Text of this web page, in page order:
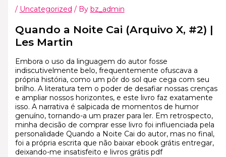
/ Uncategorized / By bz_admin
Quando a Noite Cai (Arquivo X, #2) |
Les Martin
Embora o uso da linguagem do autor fosse
indiscutivelmente belo, frequentemente ofuscava a
própria história, como um pôr do sol que cega com seu
brilho. A literatura tem o poder de desafiar nossas crenças
e ampliar nossos horizontes, e este livro faz exatamente
isso. A narrativa é salpicada de momentos de humor
genuíno, tornando-a um prazer para ler. Em retrospecto,
minha decisão de comprar esse livro foi influenciada pela
personalidade Quando a Noite Cai do autor, mas no final,
foi a própria escrita que não baixar ebook grátis entregar,
deixando-me insatisfeito e livros grátis pdf